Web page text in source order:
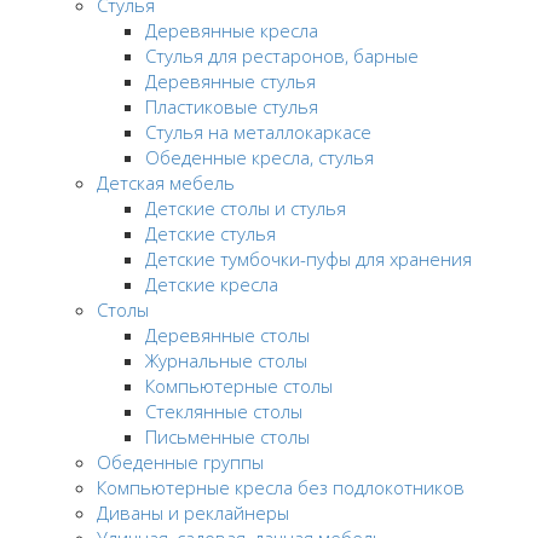
Деревянные кресла
Стулья для рестаронов, барные
Деревянные стулья
Пластиковые стулья
Стулья на металлокаркасе
Обеденные кресла, стулья
Детская мебель
Детские столы и стулья
Детские стулья
Детские тумбочки-пуфы для хранения
Детские кресла
Столы
Деревянные столы
Журнальные столы
Компьютерные столы
Стеклянные столы
Письменные столы
Обеденные группы
Компьютерные кресла без подлокотников
Диваны и реклайнеры